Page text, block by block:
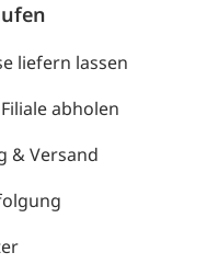
liefern lassen
abholen
& Versand